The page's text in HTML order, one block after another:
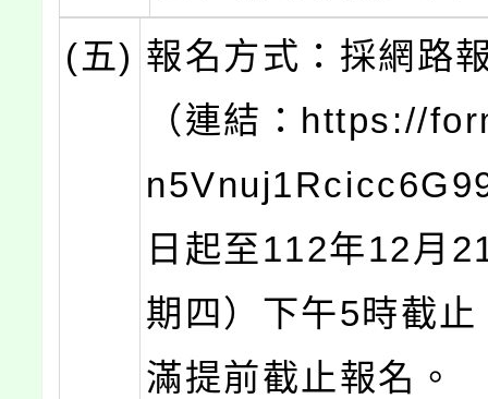
(五) 報名方式：採網路
（連結：https://
日起至112年12月
期四）下午5時截
滿提前截止報名。